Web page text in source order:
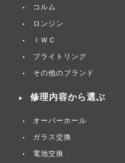
コルム
ロンジン
ＩＷＣ
ブライトリング
その他のブランド
修理内容から選ぶ
オーバーホール
ガラス交換
電池交換